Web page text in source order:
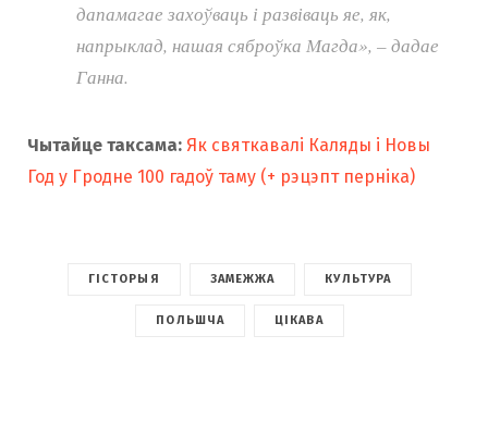
дапамагае захоўваць і развіваць яе, як,
напрыклад, нашая сяброўка Магда», – дадае
Ганна.
Чытайце таксама: Як святкавалі Каляды і Новы
Год у Гродне 100 гадоў таму (+ рэцэпт перніка)
ГІСТОРЫЯ ЗАМЕЖЖА КУЛЬТУРА
ПОЛЬШЧА ЦІКАВА